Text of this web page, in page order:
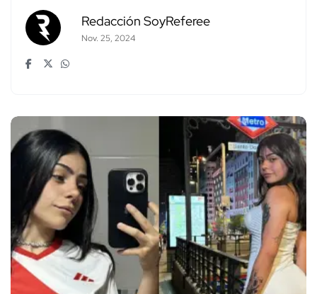
Redacción SoyReferee
Nov. 25, 2024